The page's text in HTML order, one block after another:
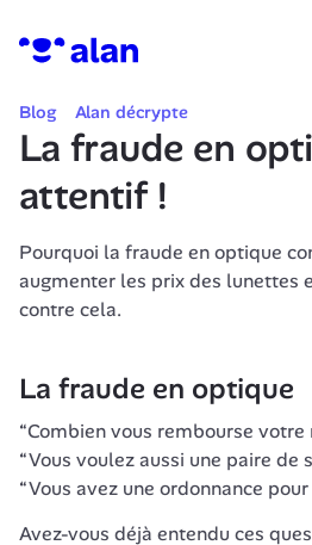
Blog Alan décrypte
La fraude en
attentif !
Pourquoi la fraude en optique
augmenter les prix des lunettes
contre cela.
La fraude en optique
“Combien vous rembourse votre
“Vous voulez aussi une paire de
“Vous avez une ordonnance
Avez-vous déjà entendu ces